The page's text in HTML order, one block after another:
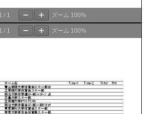
1 / 1 ズーム 100%
1 / 1 ズーム 100%